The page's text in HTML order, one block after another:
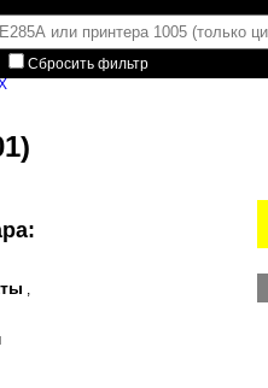
Сбросить фильтр
,